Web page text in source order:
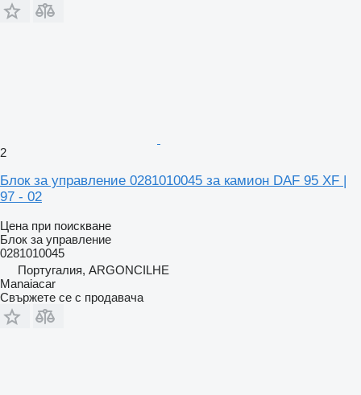
2
Блок за управление 0281010045 за камион DAF 95 XF |
97 - 02
Цена при поискване
Блок за управление
0281010045
Португалия, ARGONCILHE
Manaiacar
Свържете се с продавача